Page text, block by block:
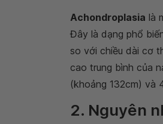
Achondroplasia là
Đây là dạng phổ
so với chiều dài cơ
cao trung bình của
(khoảng 132cm) và
2. Nguyên